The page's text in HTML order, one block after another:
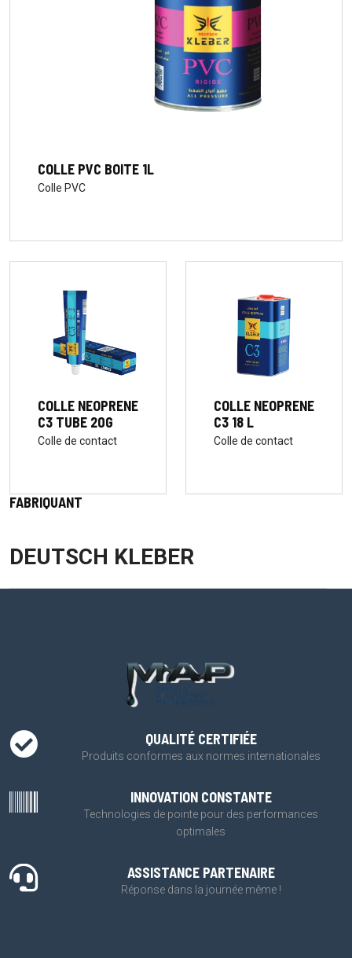
FABRIQUANT
DEUTSCH KLEBER
COLLE PVC BOITE 1L
Colle PVC
COLLE NEOPRENE
C3 TUBE 20G
Colle de contact
COLLE NEOPRENE
C3 18 L
Colle de contact
QUALITÉ CERTIFIÉE
Produits conformes aux normes internationales
INNOVATION CONSTANTE
Technologies de pointe pour des performances
optimales
ASSISTANCE PARTENAIRE
Réponse dans la journée même !